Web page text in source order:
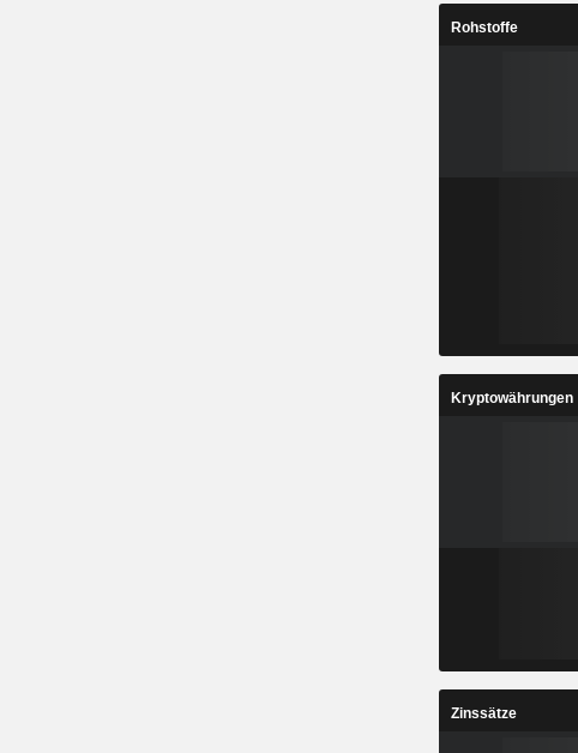
Rohstoffe
Kryptowährungen
Zinssätze